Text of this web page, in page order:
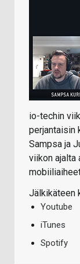
io-techin
perjantaisin
Sampsa ja
viikon ajalta
Jälkikäteen
Youtube
iTunes
Spotify